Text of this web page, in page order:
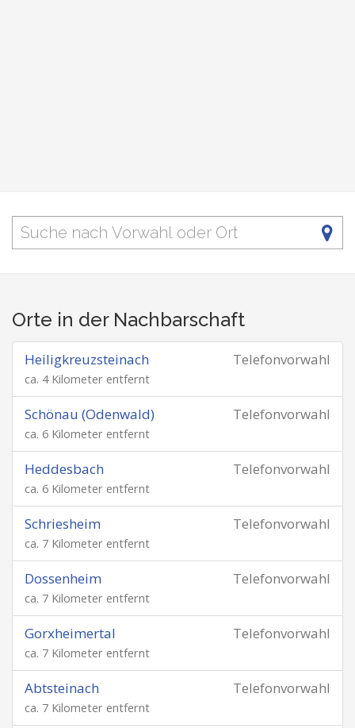
Orte in der Nachbarschaft
Telefonvorwahl
Heiligkreuzsteinach
ca. 4 Kilometer entfernt
Telefonvorwahl
Schönau (Odenwald)
ca. 6 Kilometer entfernt
Telefonvorwahl
Heddesbach
ca. 6 Kilometer entfernt
Telefonvorwahl
Schriesheim
ca. 7 Kilometer entfernt
Telefonvorwahl
Dossenheim
ca. 7 Kilometer entfernt
Telefonvorwahl
Gorxheimertal
ca. 7 Kilometer entfernt
Telefonvorwahl
Abtsteinach
ca. 7 Kilometer entfernt